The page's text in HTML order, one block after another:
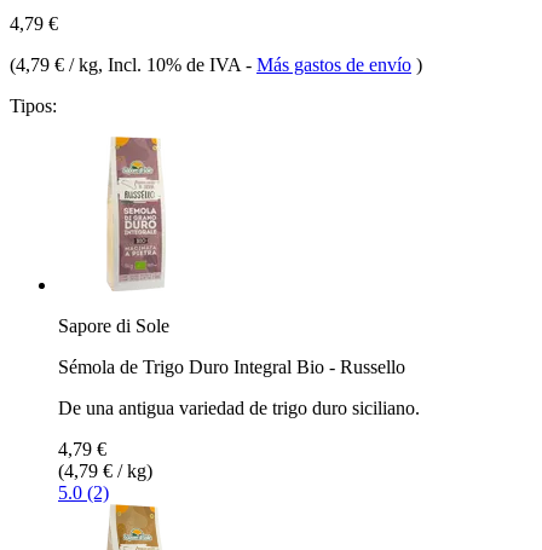
4,79 €
(4,79 € / kg, Incl. 10% de IVA - Más gastos de envío )
Tipos:
Sapore di Sole
Sémola de Trigo Duro Integral Bio - Russello
De una antigua variedad de trigo duro siciliano.
4,79 €
(4,79 € / kg)
5.0 (2)